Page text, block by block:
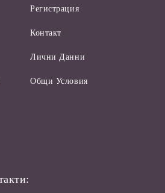
Регистрация
Контакт
Лични Данни
Общи Условия